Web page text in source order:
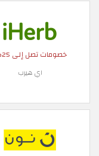
خصومات تصل إلى 25%
اي هيرب